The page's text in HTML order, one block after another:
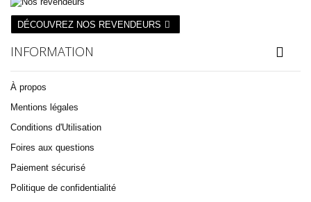
DÉCOUVREZ NOS REVENDEURS
INFORMATION
À propos
Mentions légales
Conditions d'Utilisation
Foires aux questions
Paiement sécurisé
Politique de confidentialité